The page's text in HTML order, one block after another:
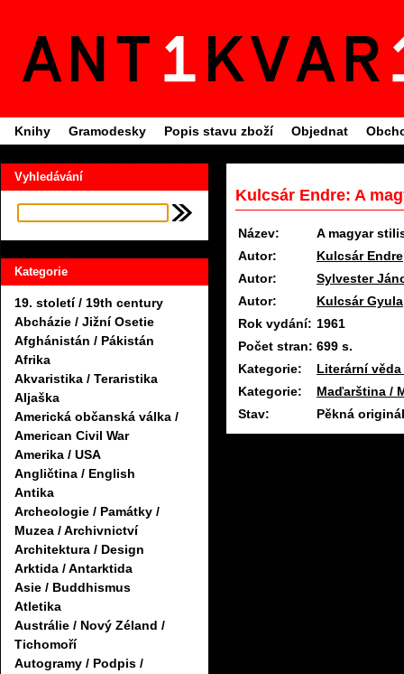
Knihy Gramodesky Popis stavu zboží Objednat
Vyhledávání
Kategorie
19. století / 19th century
Abcházie / Jižní Osetie
Afghánistán / Pákistán
Afrika
Akvaristika / Teraristika
Aljaška
Americká občanská válka /
American Civil War
Amerika / USA
Angličtina / English
Antika
Archeologie / Památky /
Muzea / Archivnictví
Architektura / Design
Arktida / Antarktida
Asie / Buddhismus
Atletika
Austrálie / Nový Zéland /
Tichomoří
Autogramy / Podpis /
Kulcsár Endre: A
Název:
A magyar
Autor:
Kulcsár Endre
Autor:
Sylvester
Autor:
Kulcsár Gyula
Rok vydání: 1961
Počet stran: 699 s.
Kategorie:
Literární
Kategorie:
Maďarština /
Stav:
Pěkná